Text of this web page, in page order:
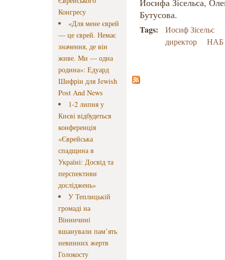
Конгресу
«Для мене єврей
— це єврей. Немає
значення, де він
живе. Ми — одна
родина»: Едуард
Шифрін для Jewish
Post And News
1-2 липня у
Києві відбудеться
конференція
«Єврейська
спадщина в
Україні: Досвід та
перспективи
досліджень»
У Теплицькій
громаді на
Вінничині
вшанували пам’ять
невинних жертв
Голокосту
Йосифа Зісельса,
Бутусова.
Tags: Иосиф Зісельс
директор
НАБ